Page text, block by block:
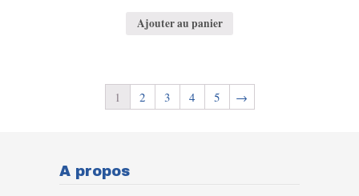
Ajouter au panier
1 2 3 4 5 →
A propos